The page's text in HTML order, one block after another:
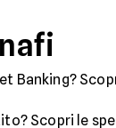
Banking?
Scopri le